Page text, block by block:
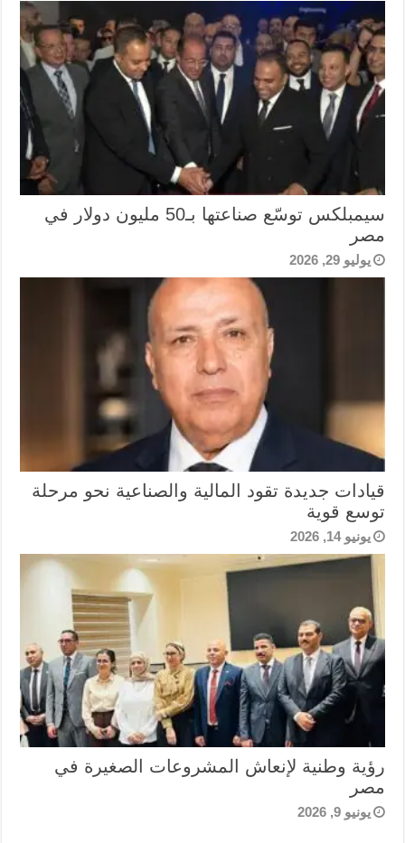
سيمبلكس توسّع صناعتها بـ50 مليون دولار في
مصر
يوليو 29, 2026
قيادات جديدة تقود المالية والصناعية نحو مرحلة
توسع قوية
يونيو 14, 2026
رؤية وطنية لإنعاش المشروعات الصغيرة في
مصر
يونيو 9, 2026